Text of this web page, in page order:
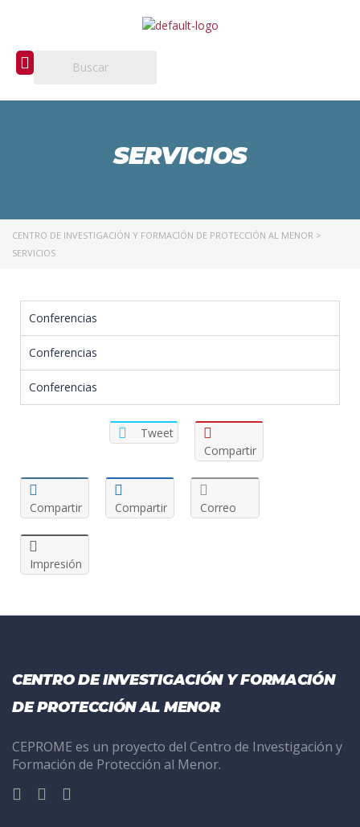
SERVICIOS
CENTRO DE INVESTIGACIÓN Y FORMACIÓN DE PROTECCIÓN AL MENOR >
SERVICIOS
Conferencias
Conferencias
Conferencias
Tweet
Compartir
Compartir Compartir Correo
Impresión
CENTRO DE INVESTIGACIÓN Y FORMACIÓN
DE PROTECCIÓN AL MENOR
CEPROME es un proyecto del Centro de Investigación y
Formación de Protección al Menor.